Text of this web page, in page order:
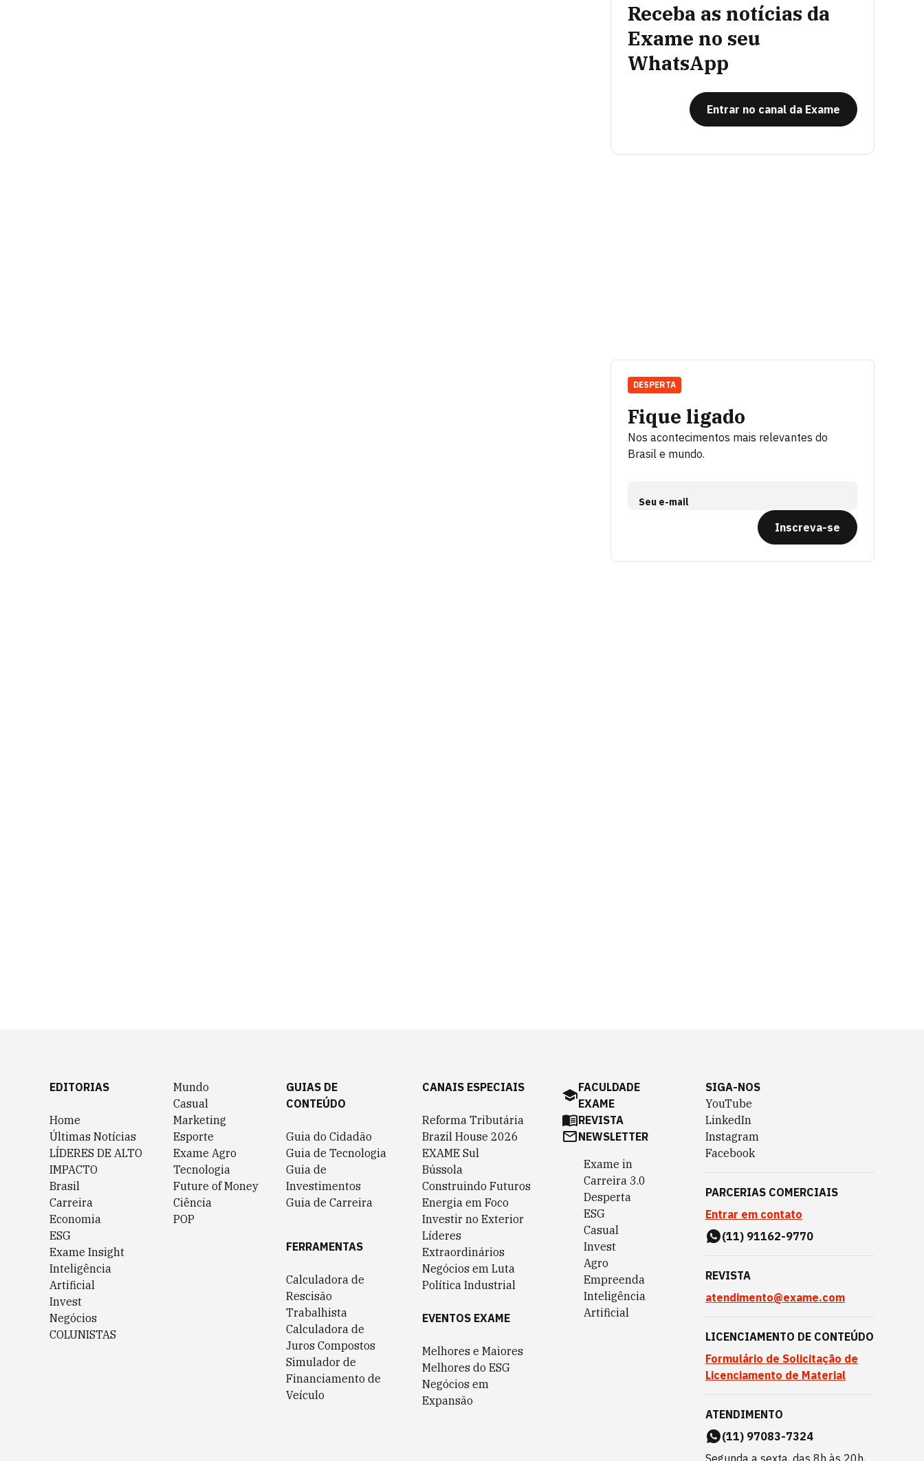
Receba as notícias da
Exame no seu
WhatsApp
Entrar no canal da Exame
Fique ligado
Nos acontecimentos mais relevantes do
Brasil e mundo.
Seu e-mail
Inscreva-se
DESPERTA
EDITORIAS
Home
Últimas Notícias
LÍDERES DE ALTO
IMPACTO
Brasil
Carreira
Economia
ESG
Exame Insight
Inteligência
Artificial
Invest
Negócios
COLUNISTAS
Mundo
Casual
Marketing
Esporte
Exame Agro
Tecnologia
Future of Money
Ciência
POP
GUIAS DE
CONTEÚDO
Guia do Cidadão
Guia de Tecnologia
Guia de
Investimentos
Guia de Carreira
FERRAMENTAS
Calculadora de
Rescisão
Trabalhista
Calculadora de
Juros Compostos
Simulador de
Financiamento de
Veículo
CANAIS ESPECIAIS
Reforma Tributária
Brazil House 2026
EXAME Sul
Bússola
Construindo Futuros
Energia em Foco
Investir no Exterior
Líderes
Extraordinários
Negócios em Luta
Política Industrial
EVENTOS EXAME
Melhores e Maiores
Melhores do ESG
Negócios em
Expansão
FACULDADE
EXAME
REVISTA
NEWSLETTER
Exame in
Carreira 3.0
Desperta
ESG
Casual
Invest
Agro
Empreenda
Inteligência
Artificial
SIGA-NOS
YouTube
LinkedIn
Instagram
Facebook
PARCERIAS COMERCIAIS
Entrar em contato
(11) 91162-9770
REVISTA
atendimento@exame.com
LICENCIAMENTO DE CONTEÚDO
Formulário de Solicitação de
Licenciamento de Material
ATENDIMENTO
(11) 97083-7324
Segunda a sexta, das 8h às 20h,